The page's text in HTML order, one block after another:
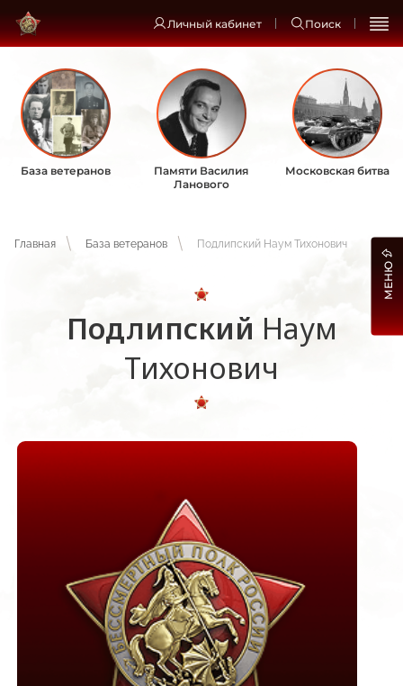
Личный кабинет Поиск
База ветеранов
Памяти Василия
Ланового
Московская битва
Главная База ветеранов Подлипский Наум Тихонович
Подлипский Наум
Тихонович
МЕНЮ